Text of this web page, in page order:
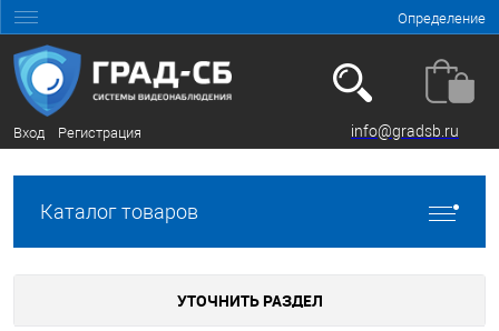
Определение
Вход Регистрация info@gradsb.ru
Каталог товаров
УТОЧНИТЬ РАЗДЕЛ